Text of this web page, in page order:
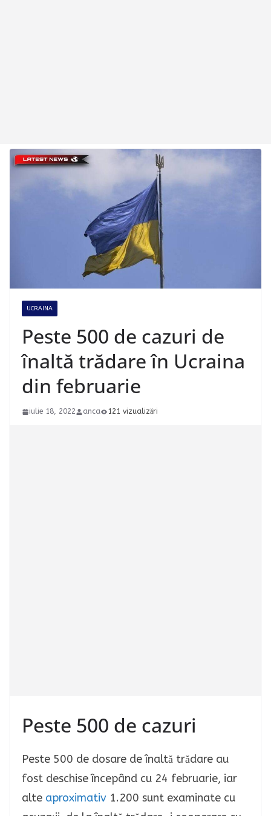
UCRAINA
Peste 500 de cazuri de
înaltă trădare în Ucraina
din februarie
iulie 18, 2022 anca 121 vizualizări
Peste 500 de cazuri
Peste 500 de dosare de înaltă trădare au
fost deschise începând cu 24 februarie, iar
alte aproximativ 1.200 sunt examinate cu